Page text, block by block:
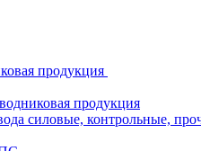
продукция
продукция
силовые, контрольные,